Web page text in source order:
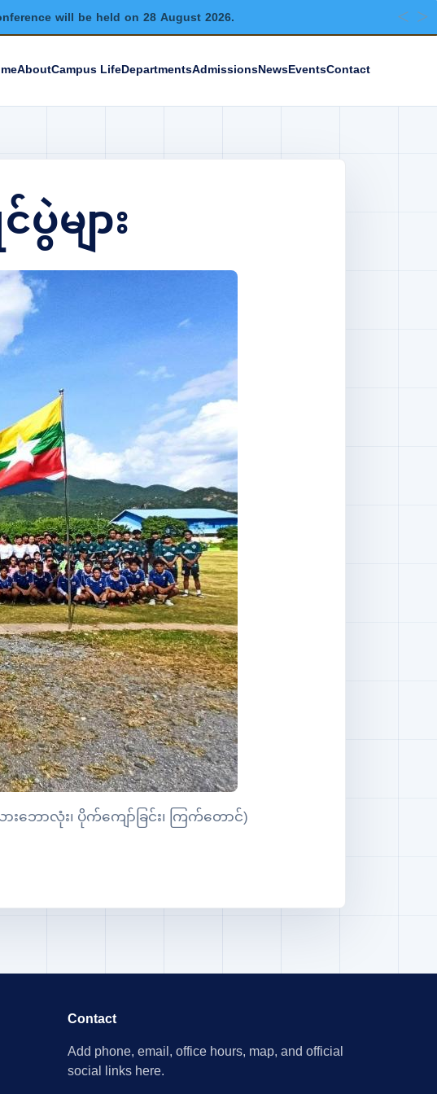
will be held on 28 August 2026.
AboutCampus LifeDepartmentsAdmissionsNewsEventsContact
များ
ဘောလုံး၊ ပိုက်ကျော်ခြင်း၊ ကြက်တောင်)
Contact
Add phone, email, office hours, map, and official
social links here.